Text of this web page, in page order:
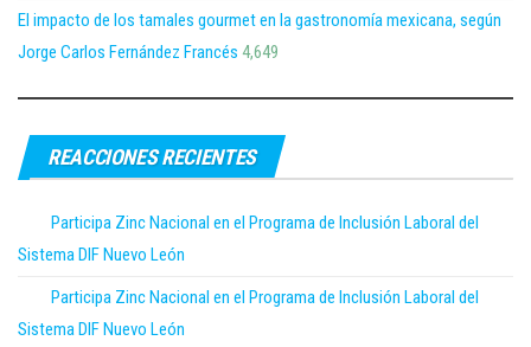
El impacto de los tamales gourmet en la gastronomía mexicana, según
Jorge Carlos Fernández Francés 4,649
REACCIONES RECIENTES
Participa Zinc Nacional en el Programa de Inclusión Laboral del
Sistema DIF Nuevo León
Participa Zinc Nacional en el Programa de Inclusión Laboral del
Sistema DIF Nuevo León